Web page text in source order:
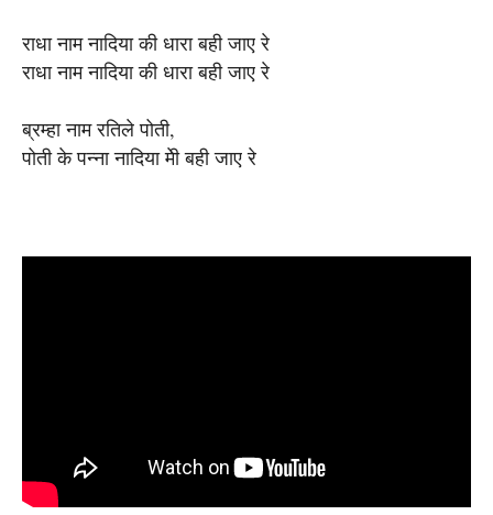
राधा नाम नादिया की धारा बही जाए रे
राधा नाम नादिया की धारा बही जाए रे
ब्रम्‍हा नाम रतिले पोती,
पोती के पन्ना नादिया मेी बही जाए रे